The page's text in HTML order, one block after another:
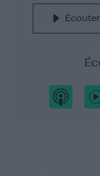
Écouter